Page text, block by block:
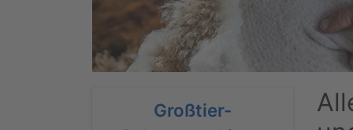
Großtier-